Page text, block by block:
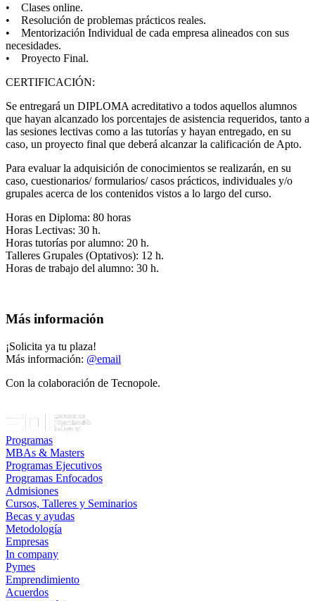
• Clases online.
• Resolución de problemas prácticos reales.
• Mentorización Individual de cada empresa alineados con sus
necesidades.
• Proyecto Final.
CERTIFICACIÓN:
Se entregará un DIPLOMA acreditativo a todos aquellos alumnos
que hayan alcanzado los porcentajes de asistencia requeridos, tanto a
las sesiones lectivas como a las tutorías y hayan entregado, en su
caso, un proyecto final que deberá alcanzar la calificación de Apto.
Para evaluar la adquisición de conocimientos se realizarán, en su
caso, cuestionarios/ formularios/ casos prácticos, individuales y/o
grupales acerca de los contenidos vistos a lo largo del curso.
Horas en Diploma: 80 horas
Horas Lectivas: 30 h.
Horas tutorías por alumno: 20 h.
Talleres Grupales (Optativos): 12 h.
Horas de trabajo del alumno: 30 h.
Más información
¡Solicita ya tu plaza!
Más información: @email
Con la colaboración de Tecnopole.
Programas
MBAs & Masters
Programas Ejecutivos
Programas Enfocados
Admisiones
Cursos, Talleres y Seminarios
Becas y ayudas
Metodología
Empresas
In company
Pymes
Emprendimiento
Acuerdos